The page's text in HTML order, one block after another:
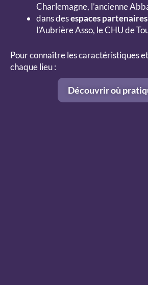
Charlemagne, l’ancienne
dans desespaces
l’Aubrière Asso, le CHU de
Pour connaître les caractéristiques
chaque lieu :
Découvrir où